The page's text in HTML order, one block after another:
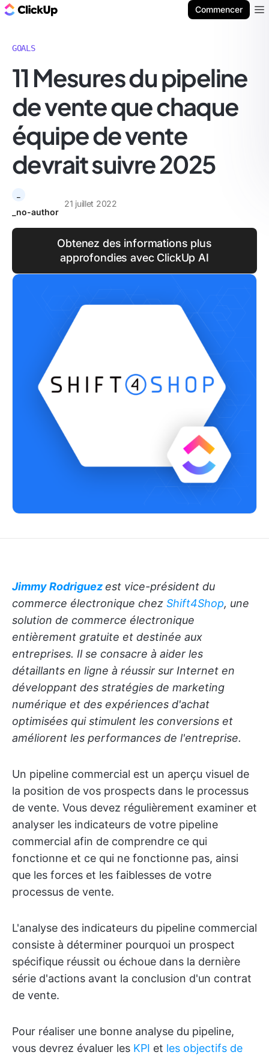
Commencer
GOALS
11 Mesures du pipeline
de vente que chaque
équipe de vente
devrait suivre 2025
_no-author
21 juillet 2022
Obtenez des informations plus
approfondies avec ClickUp AI
Jimmy Rodriguezest vice-président du
commerce électronique chez Shift4Shop, une
solution de commerce électronique
entièrement gratuite et destinée aux
entreprises. Il se consacre à aider les
détaillants en ligne à réussir sur Internet en
développant des stratégies de marketing
numérique et des expériences d'achat
optimisées qui stimulent les conversions et
améliorent les performances de l'entreprise.
Un pipeline commercial est un aperçu visuel de
la position de vos prospects dans le processus
de vente. Vous devez régulièrement examiner et
analyser les indicateurs de votre pipeline
commercial afin de comprendre ce qui
fonctionne et ce qui ne fonctionne pas, ainsi
que les forces et les faiblesses de votre
processus de vente.
L'analyse des indicateurs du pipeline commercial
consiste à déterminer pourquoi un prospect
spécifique réussit ou échoue dans la dernière
série d'actions avant la conclusion d'un contrat
de vente.
Pour réaliser une bonne analyse du pipeline,
vous devrez évaluer les KPI et les objectifs de